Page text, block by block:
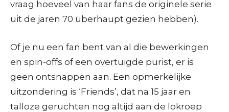
vraag hoeveel van haar fans de originele serie
uit de jaren 70 überhaupt gezien hebben).
Of je nu een fan bent van al die bewerkingen
en spin-offs of een overtuigde purist, er is
geen ontsnappen aan. Een opmerkelijke
uitzondering is ‘Friends’, dat na 15 jaar en
talloze geruchten nog altijd aan de lokroep